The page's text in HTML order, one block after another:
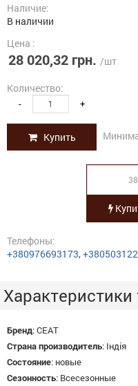
Наличие:
В наличии
Цена :
28 020,32 грн. /шт
Количество:
- +
Купить
Телефоны:
+380976693173,
Характеристики
Бренд:CEAT
Страна производитель: Індія
Состояние: новые
Сезонность: Всесезонные